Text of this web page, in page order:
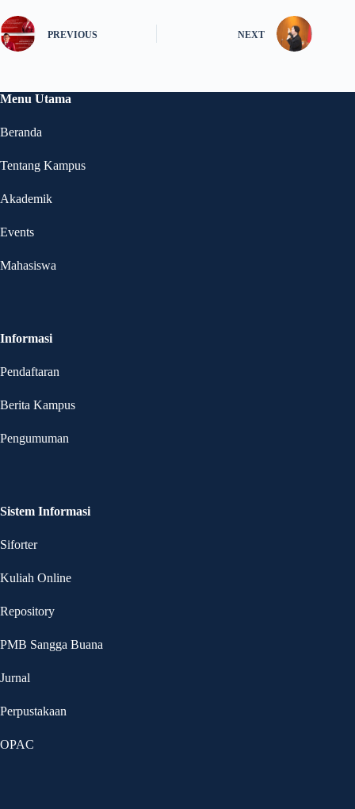
PREVIOUS NEXT
Menu Utama
Beranda
Tentang Kampus
Akademik
Events
Mahasiswa
Informasi
Pendaftaran
Berita Kampus
Pengumuman
Sistem Informasi
Siforter
Kuliah Online
Repository
PMB Sangga Buana
Jurnal
Perpustakaan
OPAC